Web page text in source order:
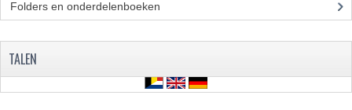
Folders en onderdelenboeken
TALEN